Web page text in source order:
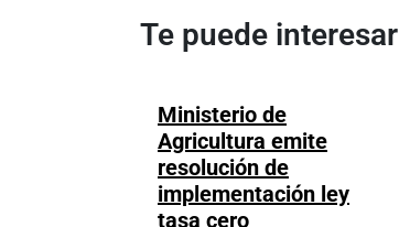
Te puede interesar
Ministerio de
Agricultura emite
resolución de
implementación ley
tasa ceroMinisterio